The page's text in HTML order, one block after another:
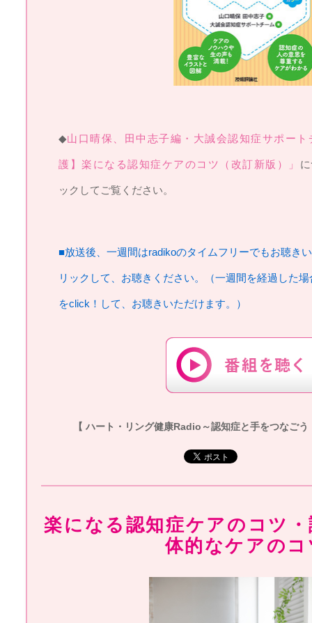
◆山口晴保、田中志子編・大誠会認知症サポー
護】楽になる認知症ケアのコツ（改訂新版）」
ックしてご覧ください。
■放送後、一週間はradikoのタイムフリーでもお聴き
リックして、お聴きください。（一週間を経過した
をclick！して、お聴きいただけます。）
【 ハート・リング健康Radio～認知症と手をつなご
楽になる認知症ケアのコツ
体的なケアのコ